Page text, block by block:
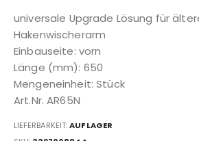
universale Upgrade Lösung für
Hakenwischerarm
Einbauseite: vorn
Länge (mm): 650
Mengeneinheit: Stück
Art.Nr. AR65N
LIEFERBARKEIT:AUF LAGER